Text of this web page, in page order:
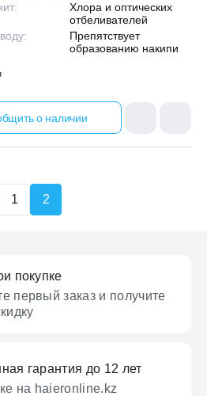
Хлора и оптических
отбеливателей
Препятствует
образованию накипи
о наличии
1 2
покупке
первый заказ и получите
гарантия до 12 лет
на haieronline.kz